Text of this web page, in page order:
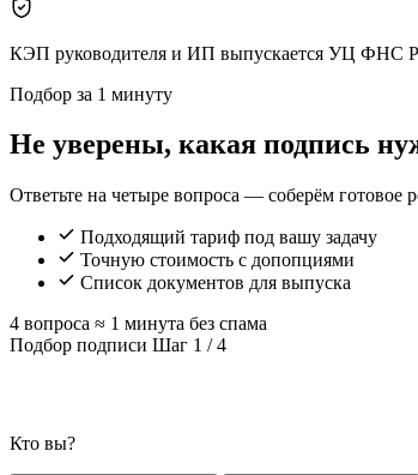
КЭП руководителя и ИП выпускается УЦ ФНС
Подбор за 1 минуту
Не уверены, какая подпись
Ответьте на четыре вопроса — соберём готовое
Подходящий тариф под вашу задачу
Точную стоимость с допопциями
Список документов для выпуска
4 вопроса ≈ 1 минута без спама
Подбор подписи Шаг 1 / 4
Кто вы?